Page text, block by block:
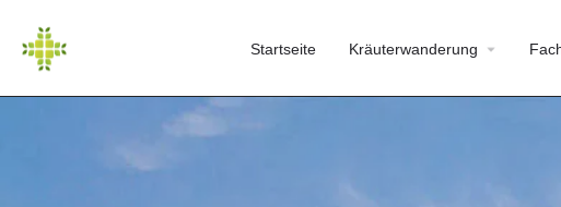
Startseite Kräuterwanderung